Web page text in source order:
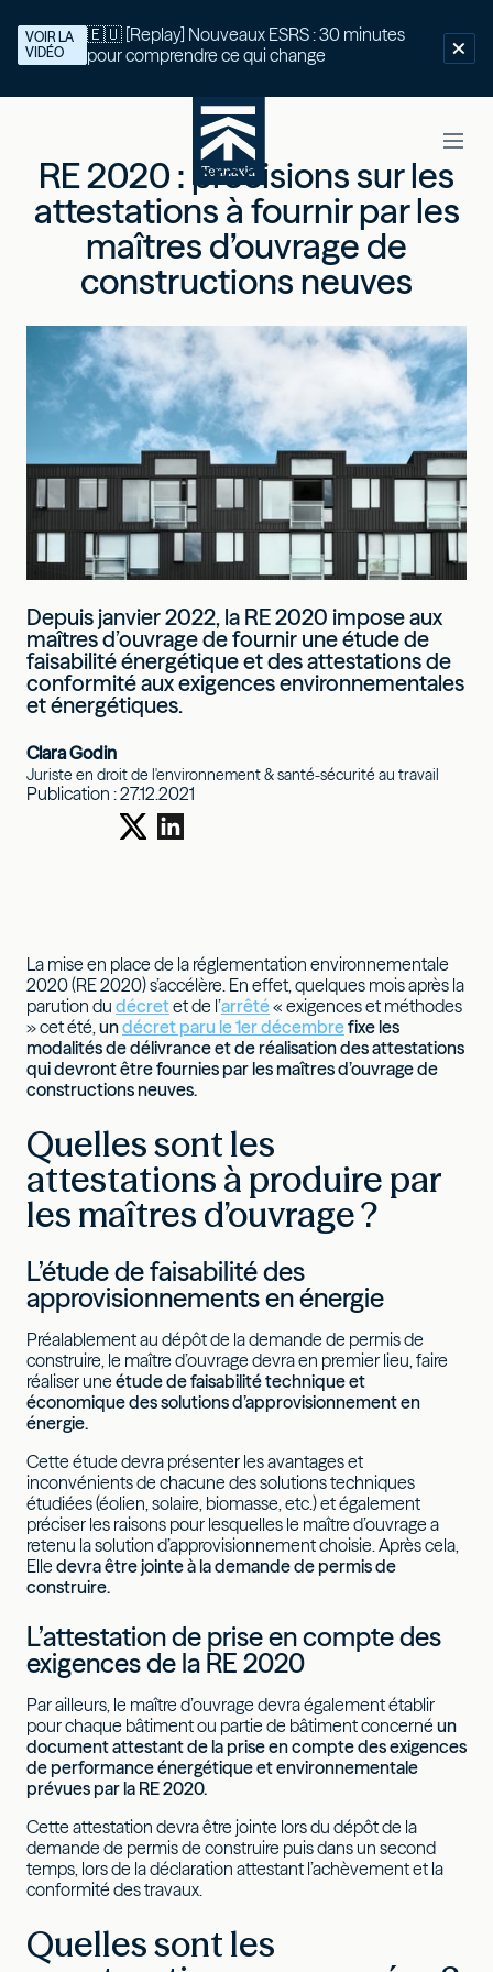
🇪🇺 [Replay] Nouveaux ESRS : 30 minutes
pour comprendre ce qui change
VOIR LA
VIDÉO
RE 2020 : précisions sur les
attestations à fournir par les
maîtres d’ouvrage de
constructions neuves
Depuis janvier 2022, la RE 2020 impose aux
maîtres d’ouvrage de fournir une étude de
faisabilité énergétique et des attestations de
conformité aux exigences environnementales
et énergétiques.
Clara Godin
Juriste en droit de l'environnement & santé-sécurité au travail
Publication :27.12.2021
La mise en place de la réglementation environnementale
2020 (RE 2020) s’accélère. En effet, quelques mois après la
parution du décretet de l’arrêté« exigences et méthodes
» cet été,undécret paru le 1er décembrefixe les
modalités de délivrance et de réalisation des attestations
qui devront être fournies par les maîtres d’ouvrage de
constructions neuves.
Quelles sont les
attestations à produire par
les maîtres d’ouvrage ?
L’étude de faisabilité des
approvisionnements en énergie
Préalablement au dépôt de la demande de permis de
construire, le maître d’ouvrage devra en premier lieu, faire
réaliser une étude de faisabilité technique et
économique des solutions d’approvisionnement en
énergie.
Cette étude devra présenter les avantages et
inconvénients de chacune des solutions techniques
étudiées (éolien, solaire, biomasse, etc.) et également
préciser les raisons pour lesquelles le maître d’ouvrage a
retenu la solution d’approvisionnement choisie. Après cela,
Elle devra être jointe à la demande de permis de
construire.
L’attestation de prise en compte des
exigences de la RE 2020
Par ailleurs, le maître d’ouvrage devra également établir
pour chaque bâtiment ou partie de bâtiment concerné un
document attestant de la prise en compte des exigences
de performance énergétique et environnementale
prévues par la RE 2020.
Cette attestation devra être jointe lors du dépôt de la
demande de permis de construire puis dans un second
temps, lors de la déclaration attestant l’achèvement et la
conformité des travaux.
Quelles sont les